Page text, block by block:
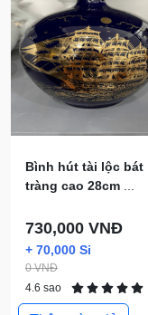
Bình hút tài lộc bát
tràng cao 28cm
730,000 VNĐ
+ 70,000 Si
0 VNĐ
4.6 sao